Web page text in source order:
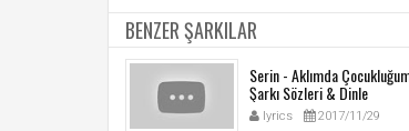
BENZER ŞARKILAR
Serin - Aklımda
Şarkı Sözleri & Dinle
lyrics 2017/11/29